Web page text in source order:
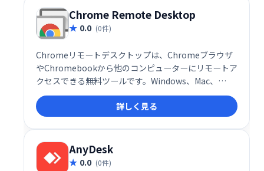
要です。Chrome Remote Desktop
0.0 (0件)
Chromeリモートデスクトップは、Chromeブラウザ
やChromebookから他のコンピューターにリモートア
クセスできる無料ツールです。Windows、Mac、
Linuxに対応し、短期的なリモートサポートから長期
的なファイル・アプリケーションへのアクセスまで、
様々な用途で活用できます。安全な接続で、場所を選
ばずPCを操作可能です。
詳しく見る
AnyDesk
0.0 (0件)